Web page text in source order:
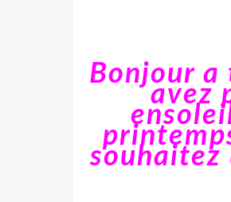
Bonjour a
avez
souhaitez